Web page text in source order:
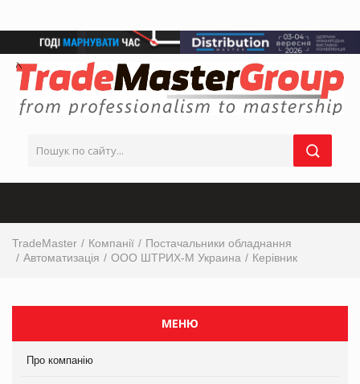
TradeMaster Компанії
Постачальники обладнання
Автоматизація
ООО ШТРИХ-М Украина Керівник
МЕНЮ
Про компанію